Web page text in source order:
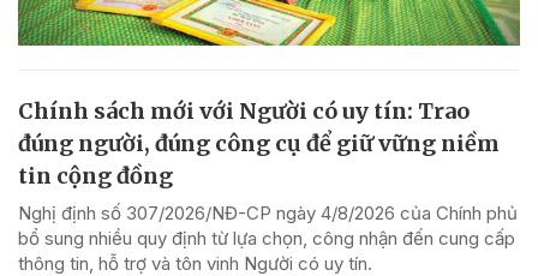
Chính sách mới với Người có uy tín: Trao
đúng người, đúng công cụ để giữ vững niềm
tin cộng đồng
Nghị định số 307/2026/NĐ-CP ngày 4/8/2026 của Chính phủ
bổ sung nhiều quy định từ lựa chọn, công nhận đến cung cấp
thông tin, hỗ trợ và tôn vinh Người có uy tín.